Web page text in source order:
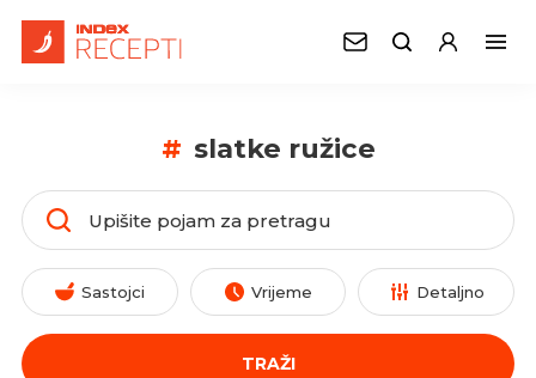
# slatke ružice
Sastojci Vrijeme Detaljno
TRAŽI